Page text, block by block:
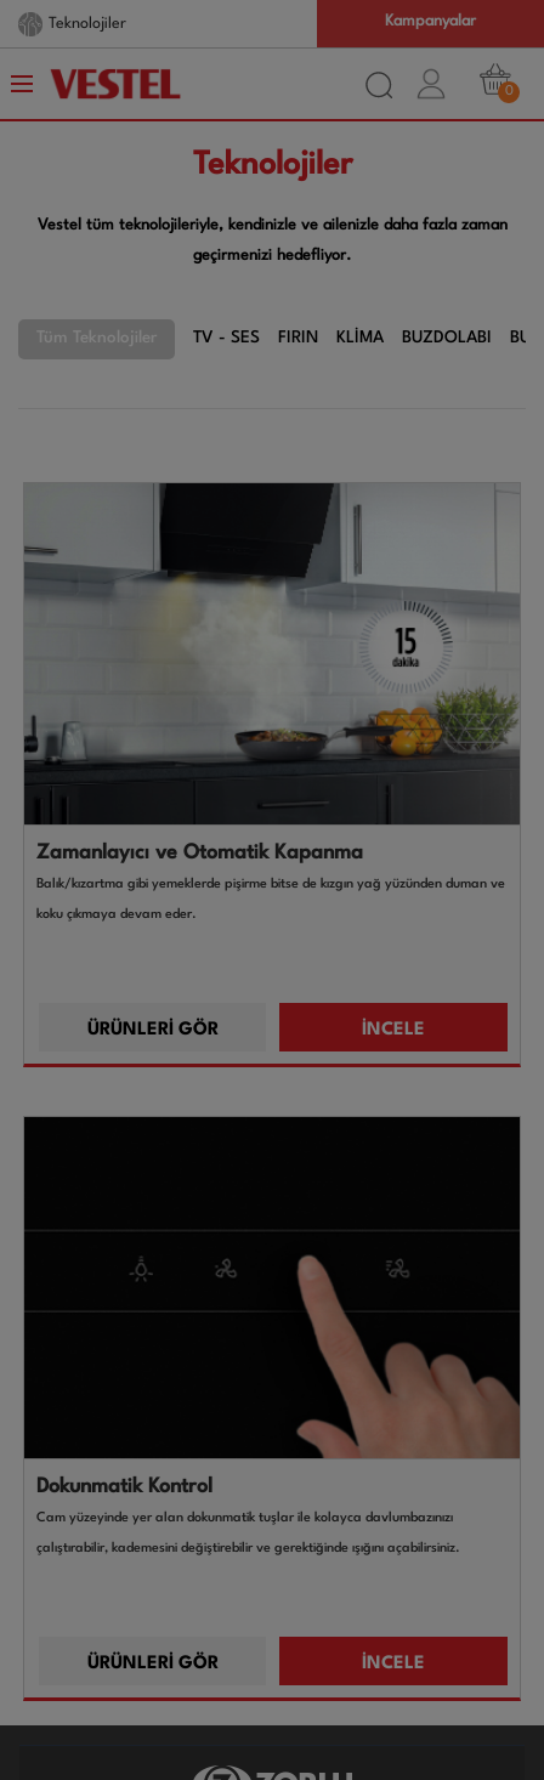
Teknolojiler Kampanyalar
0
Teknolojiler
Vestel tüm teknolojileriyle, kendinizle ve ailenizle daha fazla zaman
geçirmenizi hedefliyor.
Tüm Teknolojiler TV - SES FIRIN KLİMA BUZDOLABI
Zamanlayıcı ve Otomatik Kapanma
Balık/kızartma gibi yemeklerde pişirme bitse de kızgın yağ yüzünden duman ve
koku çıkmaya devam eder.
İNCELE
ÜRÜNLERİ GÖR
Dokunmatik Kontrol
Cam yüzeyinde yer alan dokunmatik tuşlar ile kolayca davlumbazınızı
çalıştırabilir, kademesini değiştirebilir ve gerektiğinde ışığını açabilirsiniz.
İNCELE
ÜRÜNLERİ GÖR